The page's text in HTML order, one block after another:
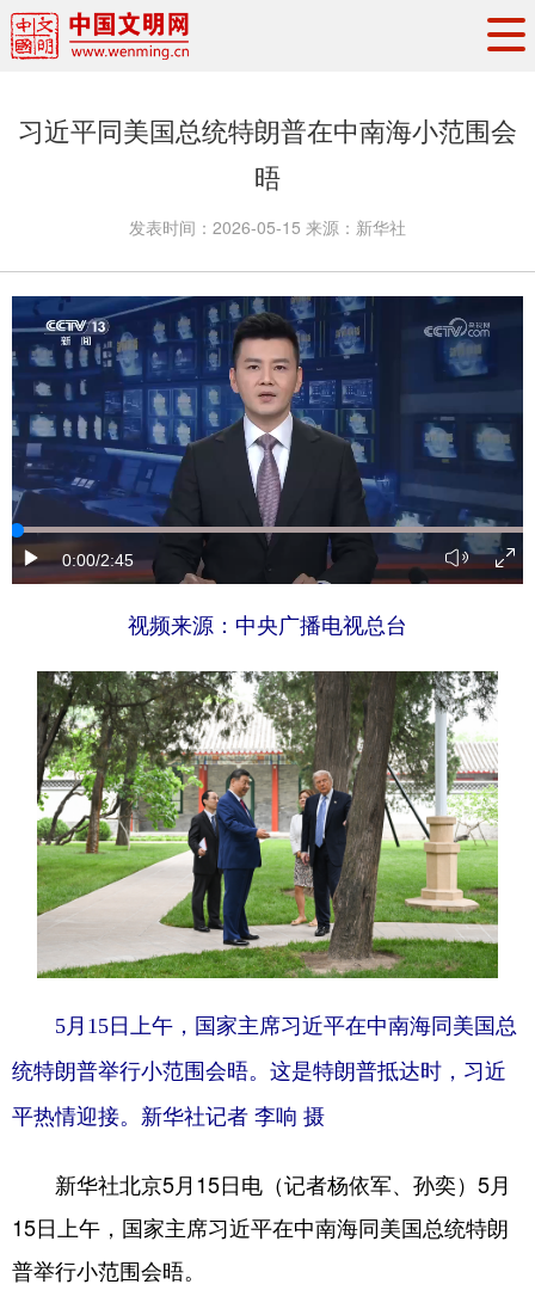
权威发布
资讯联播
地方交流
文明实践
文明矩阵
习近平同美国总统特朗普在中南海小范围会
晤
发表时间： 2026-05-15 来源： 新华社
0:00/2:45
视频来源：中央广播电视总台
5月15日上午，国家主席习近平在中南海同美国总
统特朗普举行小范围会晤。这是特朗普抵达时，习近
平热情迎接。新华社记者 李响 摄
新华社北京5月15日电（记者杨依军、孙奕）5月
15日上午，国家主席习近平在中南海同美国总统特朗
普举行小范围会晤。